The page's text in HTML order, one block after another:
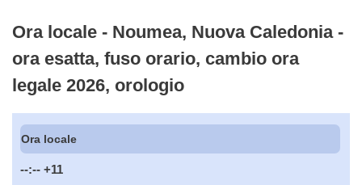
Ora locale - Noumea, Nuova Caledonia -
ora esatta, fuso orario, cambio ora
legale 2026, orologio
Ora locale
--:-- +11